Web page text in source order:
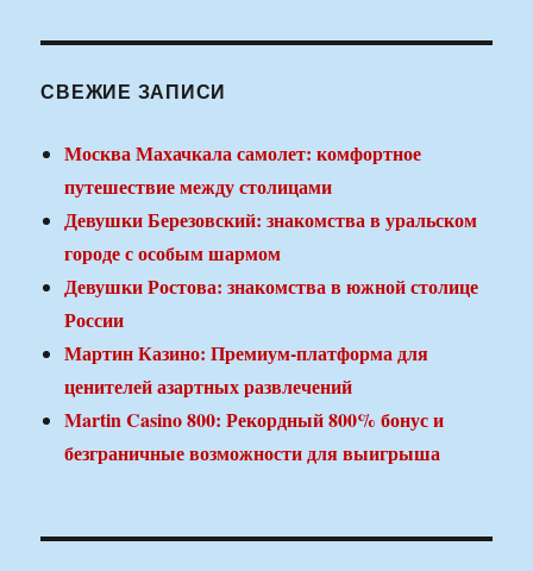
СВЕЖИЕ ЗАПИСИ
Москва Махачкала самолет: комфортное
путешествие между столицами
Девушки Березовский: знакомства в уральском
городе с особым шармом
Девушки Ростова: знакомства в южной столице
России
Мартин Казино: Премиум-платформа для
ценителей азартных развлечений
Martin Casino 800: Рекордный 800% бонус и
безграничные возможности для выигрыша